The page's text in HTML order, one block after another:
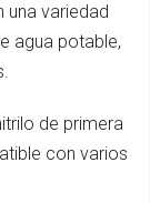
una variedad
agua potable,
de primera
con varios